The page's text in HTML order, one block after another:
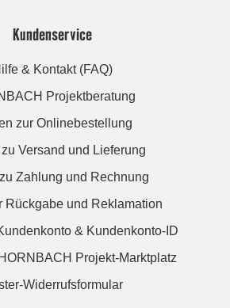
Kundenservice
& Kontakt (FAQ)
Projektberatung
zur Onlinebestellung
Versand und Lieferung
Zahlung und Rechnung
Rückgabe und Reklamation
& Kundenkonto-ID
Projekt-Marktplatz
Widerrufsformular